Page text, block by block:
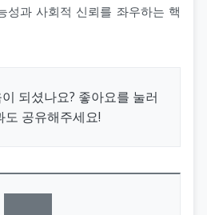
성과 사회적 신뢰를 좌우하는 핵
되셨나요? 좋아요를 눌러
공유해주세요!